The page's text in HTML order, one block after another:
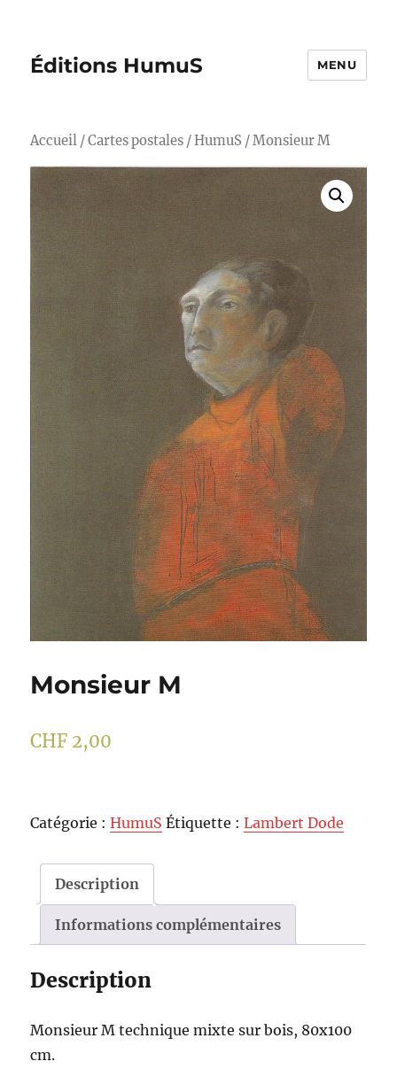
Éditions HumuS MENU
Accueil /Cartes postales /HumuS / Monsieur M
Monsieur M
CHF 2,00
Catégorie :HumuS Étiquette :Lambert Dode
Description
Informations complémentaires
Description
Mon­sieur M tech­nique mixte sur bois, 80x100
cm.